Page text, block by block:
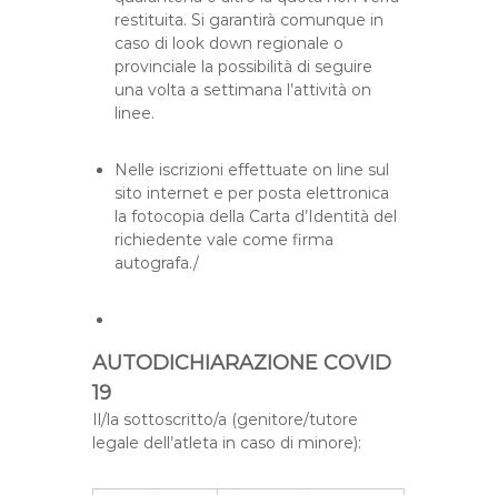
restituita. Si garantirà comunque in
caso di look down regionale o
provinciale la possibilità di seguire
una volta a settimana l’attività on
linee.
Nelle iscrizioni effettuate on line sul
sito internet e per posta elettronica
la fotocopia della Carta d’Identità del
richiedente vale come firma
autografa./
AUTODICHIARAZIONE COVID
19
Il/la sottoscritto/a (genitore/tutore
legale dell’atleta in caso di minore):